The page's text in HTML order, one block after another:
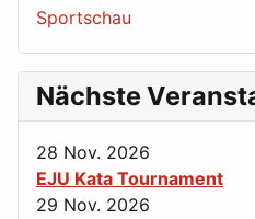
Sportschau
Nächste
28 Nov. 2026
EJU Kata Tournament
29 Nov. 2026